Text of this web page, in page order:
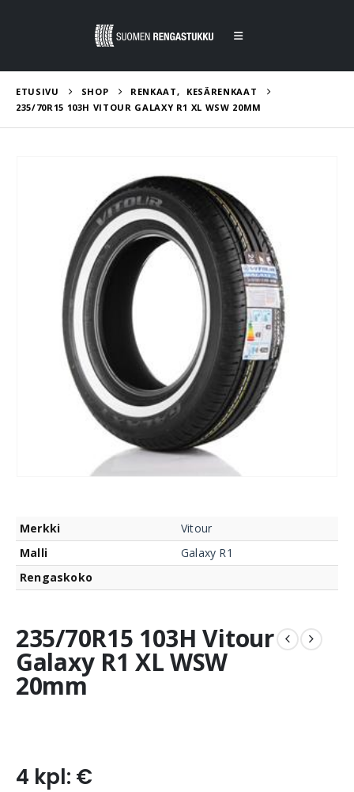
ETUSIVU SHOP RENKAAT,
KESÄRENKAAT
235/70R15 103H VITOUR GALAXY R1 XL WSW 20MM
Merkki
Vitour
Malli
Galaxy R1
Rengaskoko
235/70R15 103H Vitour
Galaxy R1 XL WSW
20mm
4 kpl: €